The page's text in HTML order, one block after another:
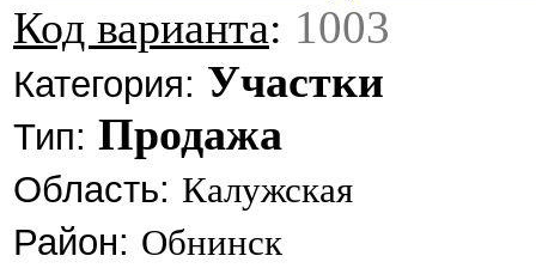
Код варианта: 1003
Категория: Участки
Тип: Продажа
Область: Калужская
Район: Обнинск